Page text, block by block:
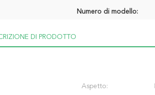
Numero di modello:
DI PRODOTTO
Aspetto: